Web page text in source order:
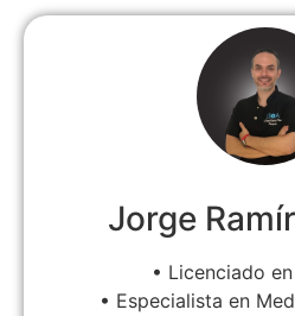
Jorge
• Licenciado
• Especialista en